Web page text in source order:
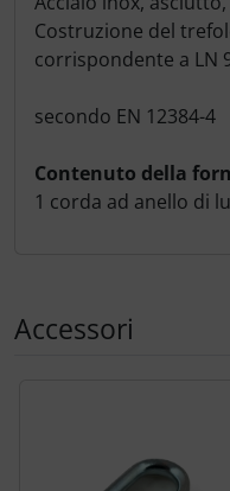
Costruzione del
corrispondente a LN
secondo EN 12384-4
Contenuto della
1 corda ad anello di
Accessori